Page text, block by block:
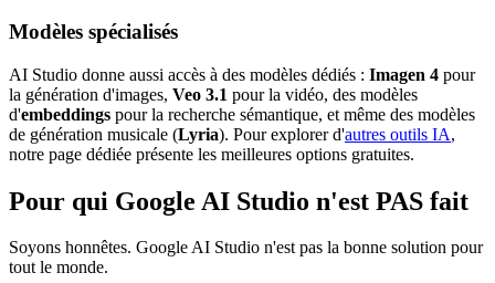
Modèles spécialisés
AI Studio donne aussi accès à des modèles dédiés : Imagen 4 pour
la génération d'images, Veo 3.1 pour la vidéo, des modèles
d'embeddings pour la recherche sémantique, et même des modèles
de génération musicale (Lyria). Pour explorer d'autres outils IA,
notre page dédiée présente les meilleures options gratuites.
Pour qui Google AI Studio n'est PAS fait
Soyons honnêtes. Google AI Studio n'est pas la bonne solution pour
tout le monde.